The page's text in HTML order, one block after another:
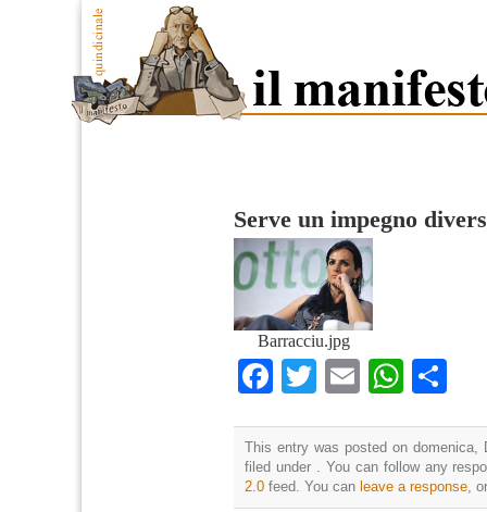
Serve un impegno
Barracciu.jpg
Facebook
TwitterEmail
This entry was posted on
filed under . You can follow any
2.0 feed. You can leave a response,